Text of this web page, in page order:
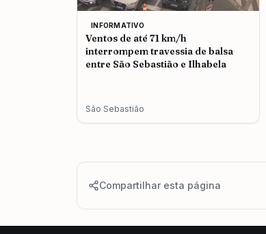
INFORMATIVO
Ventos de até 71 km/h
interrompem travessia de balsa
entre São Sebastião e Ilhabela
São Sebastião
Compartilhar esta página